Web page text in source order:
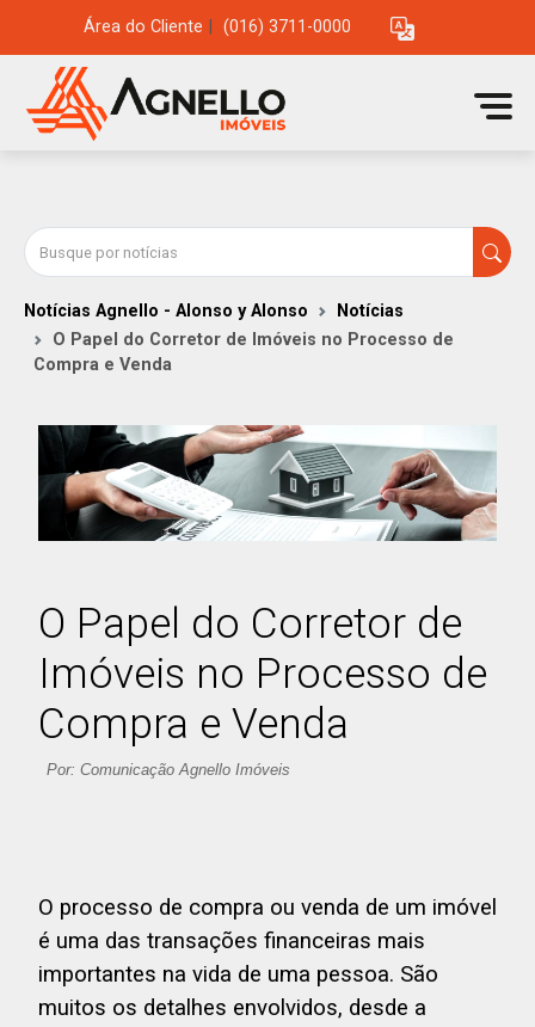
Área do Cliente (016) 3711-0000
Notícias Agnello - Alonso y Alonso
Notícias
O Papel do Corretor de Imóveis no Processo de
Compra e Venda
O Papel do Corretor de
Imóveis no Processo de
Compra e Venda
Por: Comunicação Agnello Imóveis
O processo de compra ou venda de um imóvel
é uma das transações financeiras mais
importantes na vida de uma pessoa. São
muitos os detalhes envolvidos, desde a